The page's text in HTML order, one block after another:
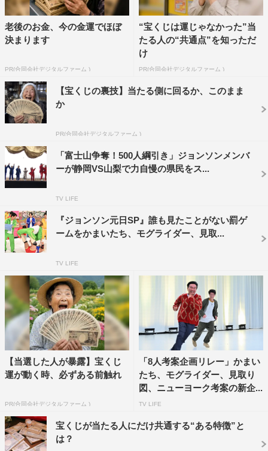
HiHi Jets SixTONES
Travis Japan
かまいたち ジェシー なにわ男子
ニューヨーク モグライダー
中村海人 井上瑞稀 尾形貴弘
松倉海斗 猪狩蒼弥 田中樹
石田たくみ
髙地優吾
老後のお金、今の金運でほぼ
決まります
PR(合同会社デジタルファーム )
“宝くじは運じゃなかった”当
たる人の“共通点”を知っただ
け
PR(合同会社デジタルファーム )
【宝くじの裏技】当たる側に回るか、このまま
か
PR(合同会社デジタルファーム )
「富士山争奪！500人綱引き」ジョンソンメンバ
ーが静岡VS山梨で力自慢の県民をス...
TV LIFE
『ジョンソン元日SP』誰も見たことがない罰ゲ
ームをかまいたち、モグライダー、見取...
TV LIFE
【当選した人が暴露】宝くじ
運が動く時、必ずある前触れ
PR(合同会社デジタルファーム )
「8人考案企画リレー」かまい
たち、モグライダー、見取り
図、ニューヨーク考案の新企...
TV LIFE
宝くじが当たる人にだけ共通する“ある特徴”と
は？